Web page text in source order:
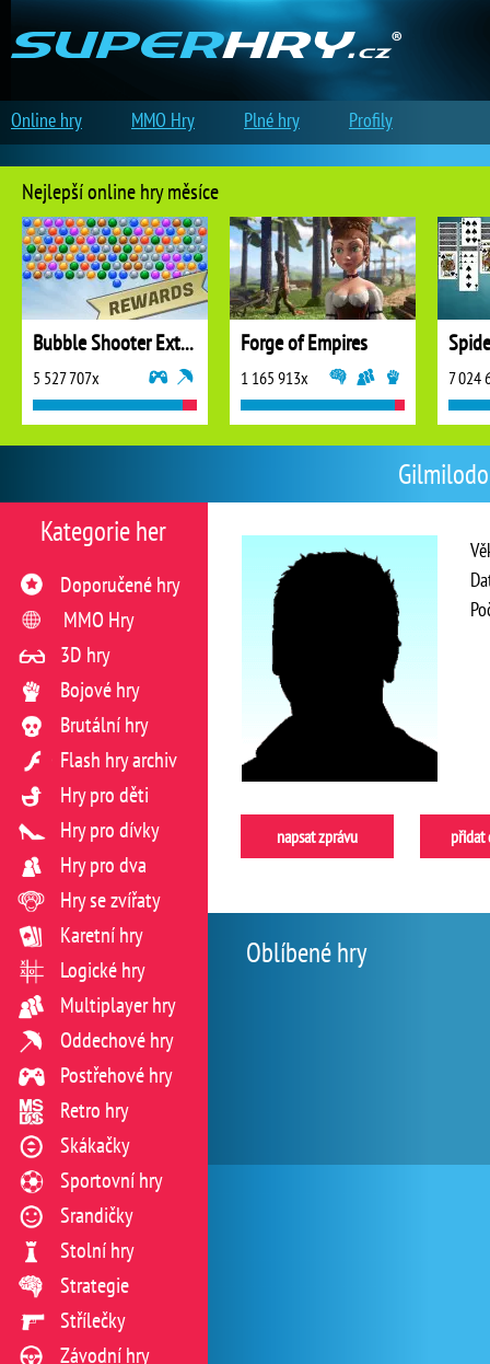
napsat zprávu přidat
Oblíbené hry
Kategorie her
Doporučené hry
MMO Hry
3D hry
Bojové hry
Brutální hry
Flash hry archiv
Hry pro děti
Hry pro dívky
Hry pro dva
Hry se zvířaty
Karetní hry
Logické hry
Multiplayer hry
Oddechové hry
Postřehové hry
Retro hry
Skákačky
Sportovní hry
Srandičky
Stolní hry
Strategie
Střílečky
Závodní hry
Nejlepší online hry měsíce
Bubble Shooter Extreme
5 527 707x
Forge of Empires
1 165 913x 7 024
Online hry MMO Hry Plné hry Profily